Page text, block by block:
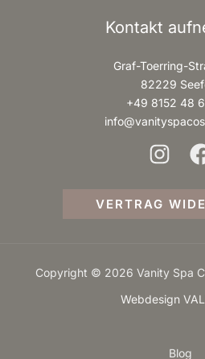
Kontakt
Graf-Toerring-
82229
+49 8152 48
VERTRAG
Copyright © 2026 Vanity Spa
Webdesign
Blog